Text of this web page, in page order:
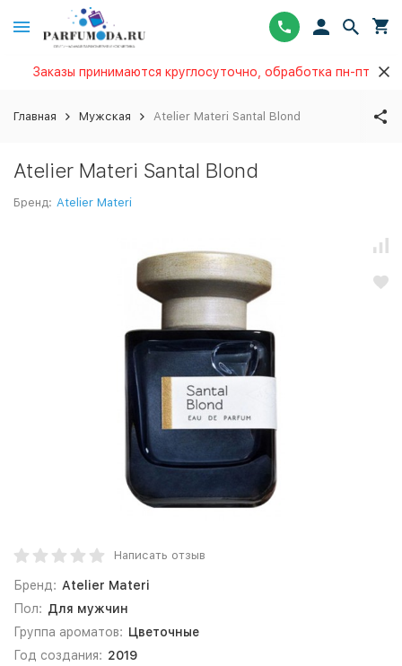
Заказы принимаются круглосуточно, обработка пн-пт
Главная Мужская Atelier Materi Santal Blond
Atelier Materi Santal Blond
Бренд: Atelier Materi
Написать отзыв
Бренд: Atelier Materi
Пол: Для мужчин
Группа ароматов: Цветочные
Год создания: 2019